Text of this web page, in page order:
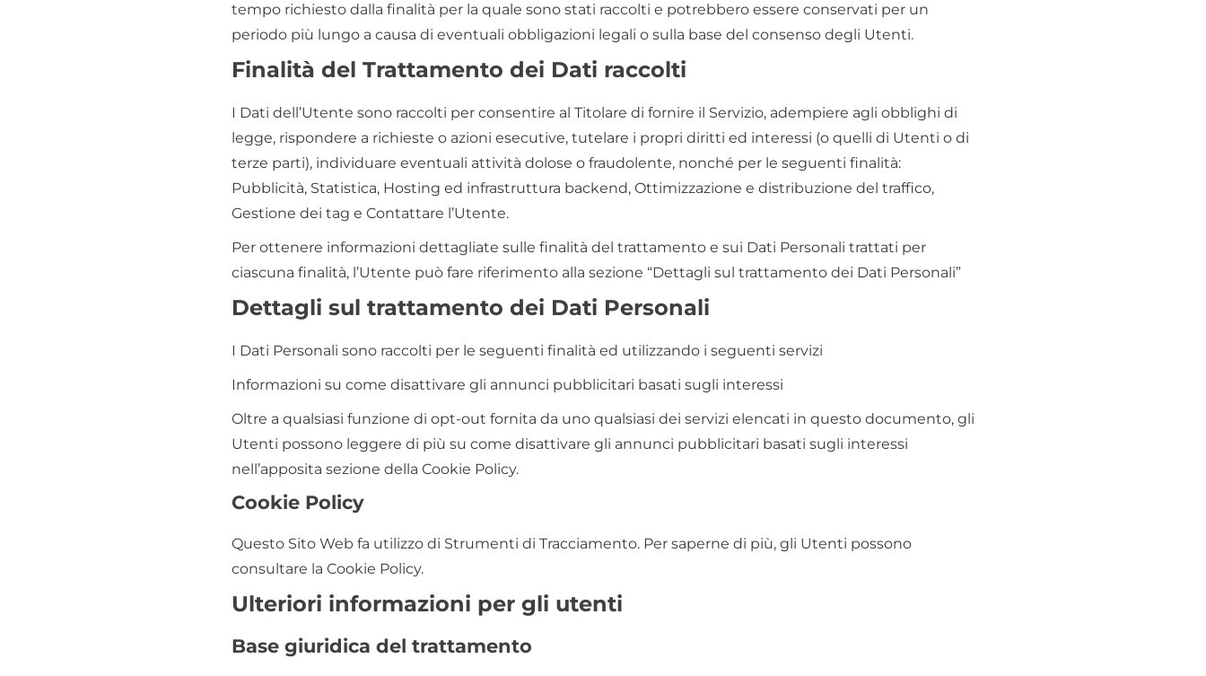
tempo richiesto dalla finalità per la quale sono stati raccolti e potrebbero essere conservati per un
periodo più lungo a causa di eventuali obbligazioni legali o sulla base del consenso degli Utenti.
Finalità del Trattamento dei Dati raccolti
I Dati dell’Utente sono raccolti per consentire al Titolare di fornire il Servizio, adempiere agli obblighi di
legge, rispondere a richieste o azioni esecutive, tutelare i propri diritti ed interessi (o quelli di Utenti o di
terze parti), individuare eventuali attività dolose o fraudolente, nonché per le seguenti finalità:
Pubblicità, Statistica, Hosting ed infrastruttura backend, Ottimizzazione e distribuzione del traffico,
Gestione dei tag e Contattare l’Utente.
Per ottenere informazioni dettagliate sulle finalità del trattamento e sui Dati Personali trattati per
ciascuna finalità, l’Utente può fare riferimento alla sezione “Dettagli sul trattamento dei Dati Personali”
Dettagli sul trattamento dei Dati Personali
I Dati Personali sono raccolti per le seguenti finalità ed utilizzando i seguenti servizi
Informazioni su come disattivare gli annunci pubblicitari basati sugli interessi
Oltre a qualsiasi funzione di opt-out fornita da uno qualsiasi dei servizi elencati in questo documento, gli
Utenti possono leggere di più su come disattivare gli annunci pubblicitari basati sugli interessi
nell’apposita sezione della Cookie Policy.
Cookie Policy
Questo Sito Web fa utilizzo di Strumenti di Tracciamento. Per saperne di più, gli Utenti possono
consultare la Cookie Policy.
Ulteriori informazioni per gli utenti
Base giuridica del trattamento